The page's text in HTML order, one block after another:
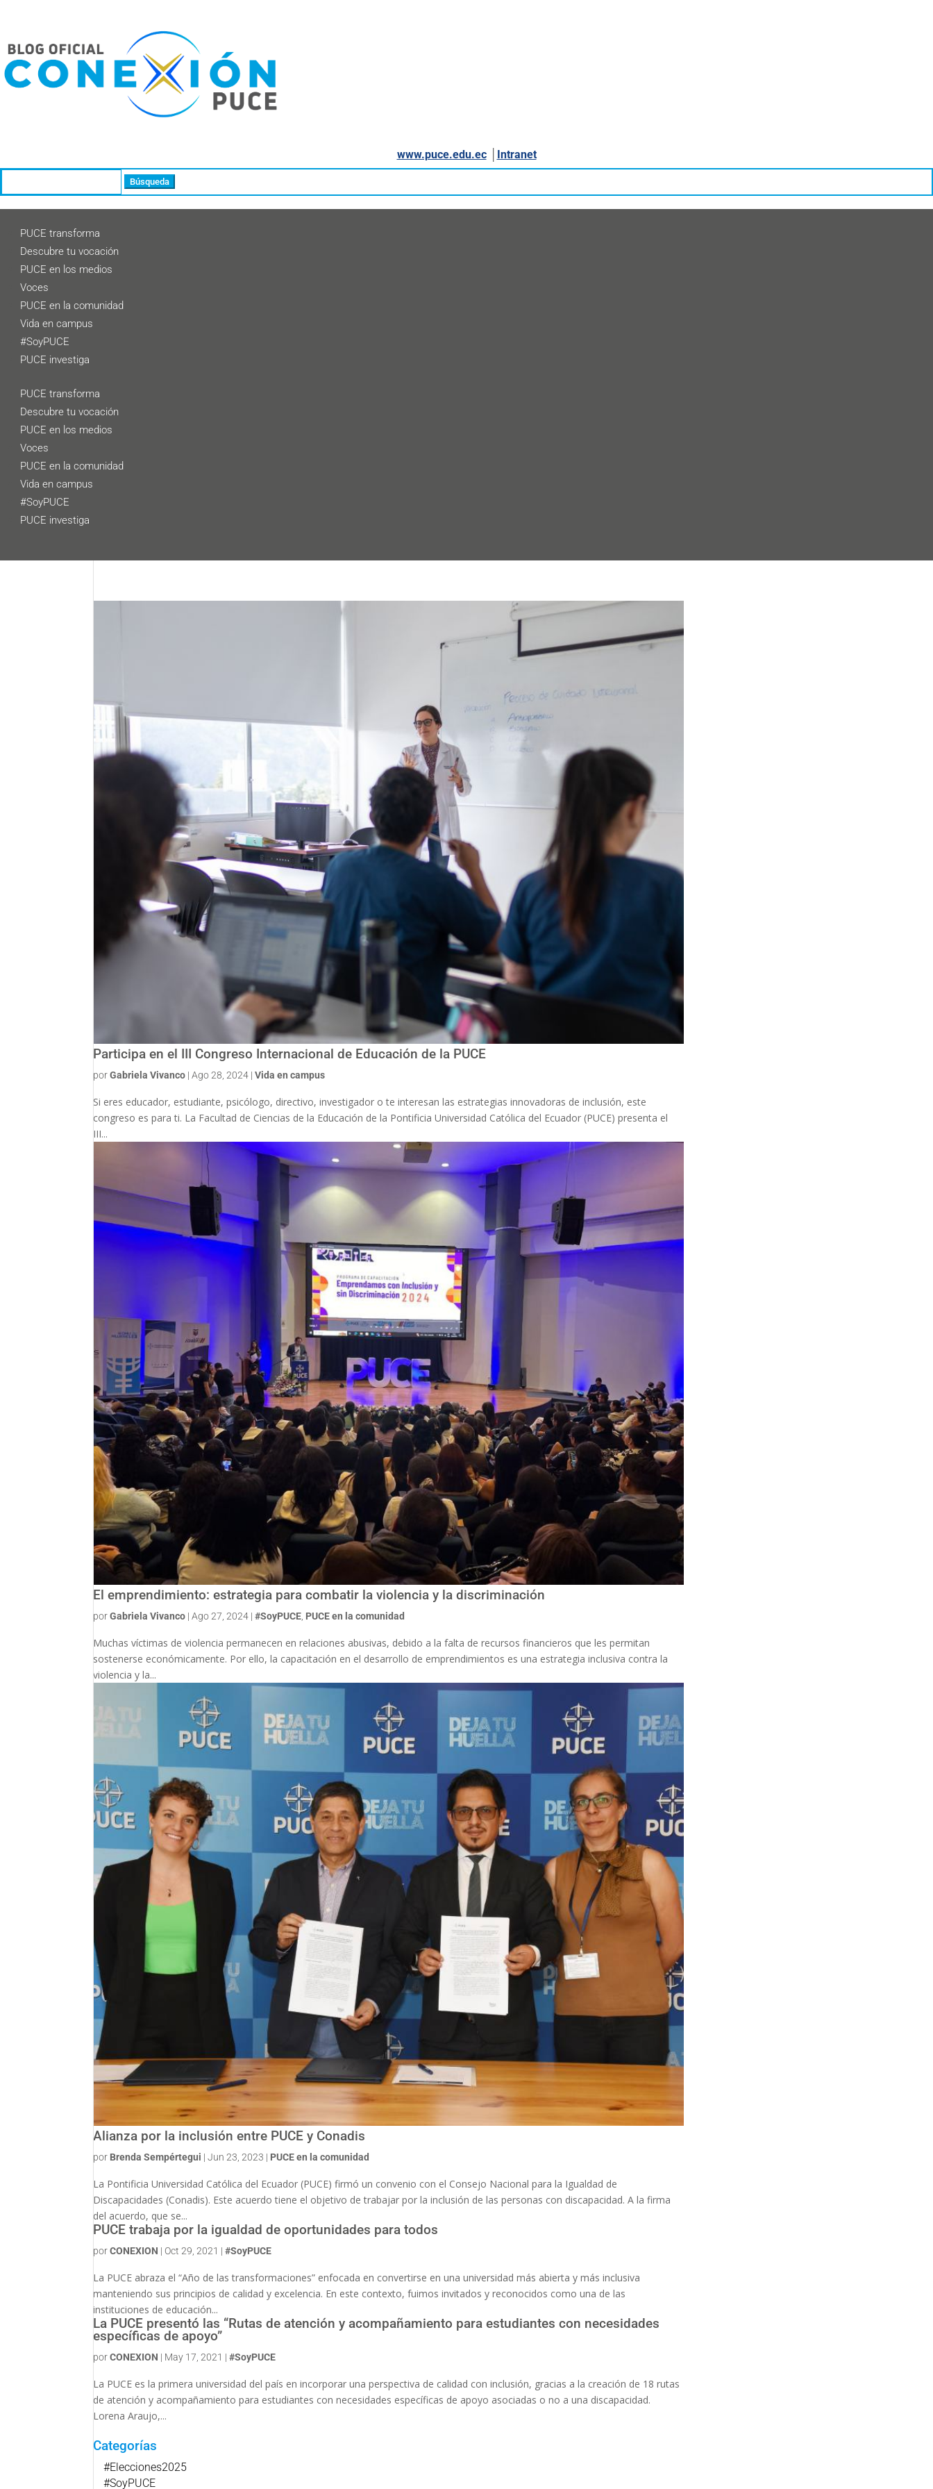
www.puce.edu.ec│ Intranet
PUCE transforma
Descubre tu vocación
PUCE en los medios
Voces
PUCE en la comunidad
Vida en campus
#SoyPUCE
PUCE investiga
PUCE transforma
Descubre tu vocación
PUCE en los medios
Voces
PUCE en la comunidad
Vida en campus
#SoyPUCE
PUCE investiga
Participa en el III Congreso Internacional de Educación de la PUCE
porGabriela Vivanco |Ago 28, 2024 |Vida en campus
Si eres educador, estudiante, psicólogo, directivo, investigador o te interesan las estrategias innovadoras de inclusión, este
congreso es para ti. La Facultad de Ciencias de la Educación de la Pontificia Universidad Católica del Ecuador (PUCE) presenta el
III...
El emprendimiento: estrategia para combatir la violencia y la discriminación
porGabriela Vivanco |Ago 27, 2024 |#SoyPUCE PUCE en la comunidad
Muchas víctimas de violencia permanecen en relaciones abusivas, debido a la falta de recursos financieros que les permitan
sostenerse económicamente. Por ello, la capacitación en el desarrollo de emprendimientos es una estrategia inclusiva contra la
violencia y la...
Alianza por la inclusión entre PUCE y Conadis
por Brenda Sempértegui |Jun 23, 2023 | PUCE en la comunidad
La Pontificia Universidad Católica del Ecuador (PUCE) firmó un convenio con el Consejo Nacional para la Igualdad de
Discapacidades (Conadis). Este acuerdo tiene el objetivo de trabajar por la inclusión de las personas con discapacidad. A la firma
del acuerdo, que se...
PUCE trabaja por la igualdad de oportunidades para todos
porCONEXION | Oct 29, 2021 |#SoyPUCE
La PUCE abraza el “Año de las transformaciones” enfocada en convertirse en una universidad más abierta y más inclusiva
manteniendo sus principios de calidad y excelencia. En este contexto, fuimos invitados y reconocidos como una de las
instituciones de educación...
La PUCE presentó las “Rutas de atención y acompañamiento para estudiantes con necesidades
específicas de apoyo”
porCONEXION | May 17, 2021 |#SoyPUCE
La PUCE es la primera universidad del país en incorporar una perspectiva de calidad con inclusión, gracias a la creación de 18 rutas
de atención y acompañamiento para estudiantes con necesidades específicas de apoyo asociadas o no a una discapacidad.
Lorena Araujo,...
Categorías
#Elecciones2025
#SoyPUCE